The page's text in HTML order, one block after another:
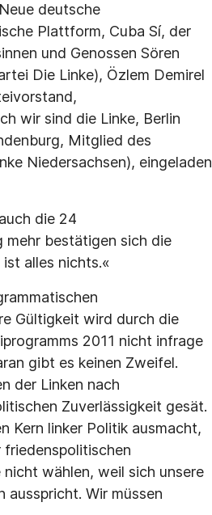
deutsche
Plattform, Cuba Sí, der
und Genossen Sören
Die Linke), Özlem Demirel
wir sind die Linke, Berlin
Mitglied des
Niedersachsen), eingeladen
die 24
mehr bestätigen sich die
alles nichts.«
Gültigkeit wird durch die
2011 nicht infrage
gibt es keinen Zweifel.
der Linken nach
Zuverlässigkeit gesät.
Kern linker Politik ausmacht,
friedenspolitischen
wählen, weil sich unsere
ausspricht. Wir müssen